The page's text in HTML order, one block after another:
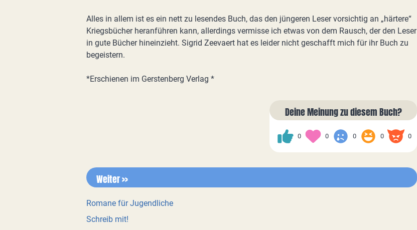
Alles in allem ist es ein nett zu lesendes Buch, das den jüngeren Leser vorsichtig an „härtere“
Kriegsbücher heranführen kann, allerdings vermisse ich etwas von dem Rausch, der den Leser
in gute Bücher hineinzieht. Sigrid Zeevaert hat es leider nicht geschafft mich für ihr Buch zu
begeistern.
*Erschienen im Gerstenberg Verlag *
Deine Meinung zu diesem Buch?
0 0 0 0 0
Weiter >>
Romane für Jugendliche
Schreib mit!